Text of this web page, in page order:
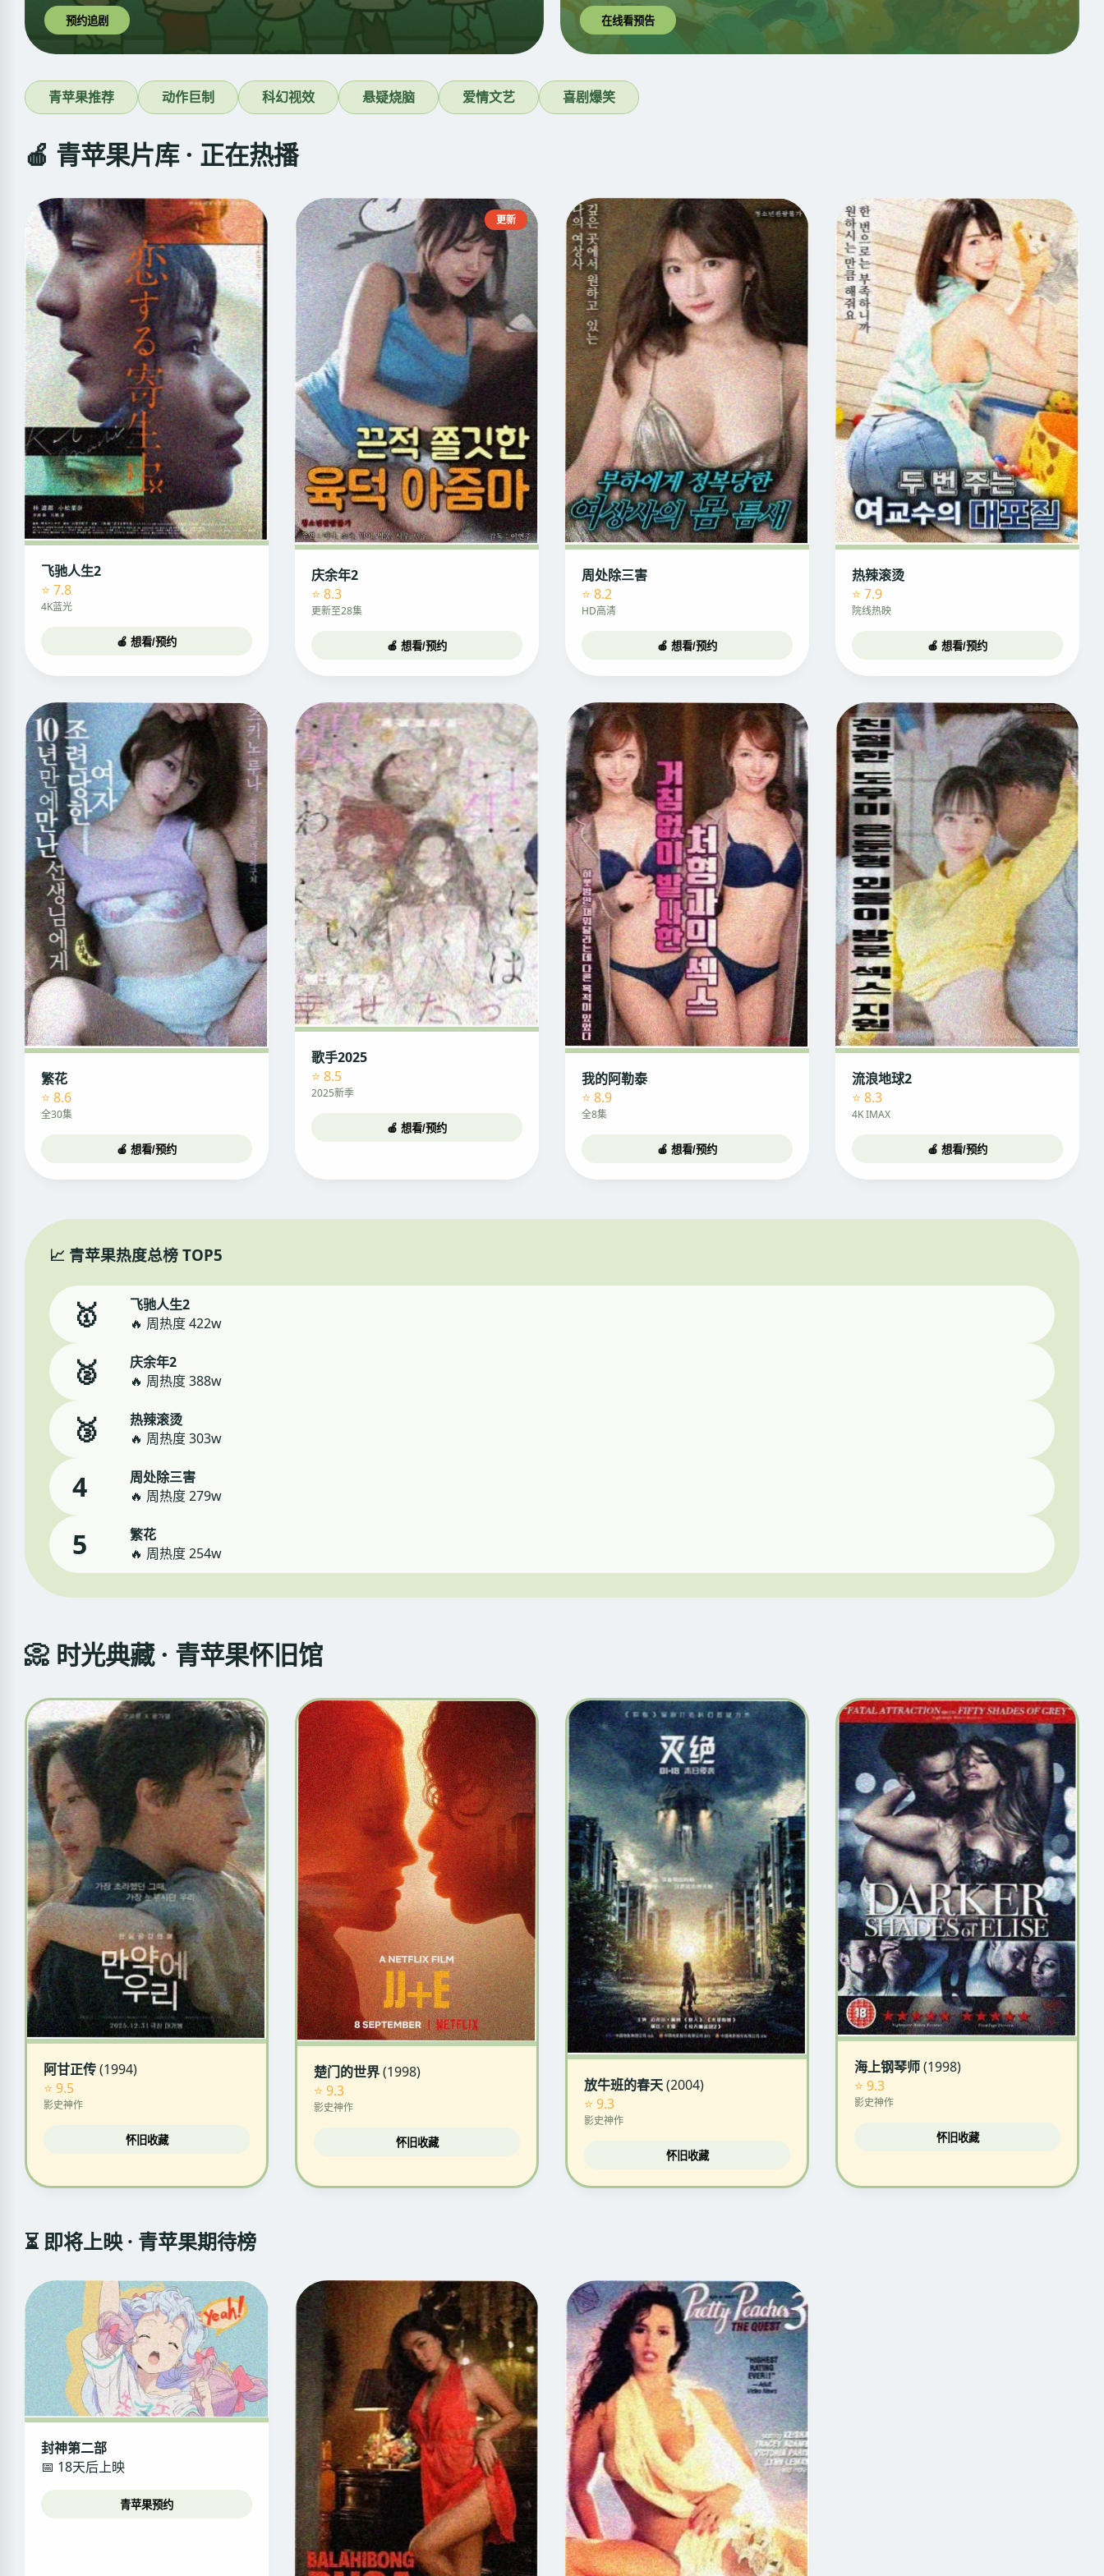
预约追剧 在线看预告
青苹果推荐 动作巨制 科幻视效 悬疑烧脑 爱情文艺 喜剧爆笑
🍎 青苹果片库 · 正在热播
飞驰人生2
⭐ 7.8
4K蓝光
🍎 想看/预约
更新
庆余年2
⭐ 8.3
更新至28集
🍎 想看/预约
周处除三害
⭐ 8.2
HD高清
🍎 想看/预约
热辣滚烫
⭐ 7.9
院线热映
🍎 想看/预约
繁花
⭐ 8.6
全30集
🍎 想看/预约
歌手2025
⭐ 8.5
2025新季
🍎 想看/预约
我的阿勒泰
⭐ 8.9
全8集
🍎 想看/预约
流浪地球2
⭐ 8.3
4K IMAX
🍎 想看/预约
📈 青苹果热度总榜 TOP5
🥇
飞驰人生2
🔥 周热度 422w
🥈
庆余年2
🔥 周热度 388w
🥉
热辣滚烫
🔥 周热度 303w
4
周处除三害
🔥 周热度 279w
5
繁花
🔥 周热度 254w
📀 时光典藏 · 青苹果怀旧馆
阿甘正传(1994)
⭐ 9.5
影史神作
怀旧收藏
楚门的世界(1998)
⭐ 9.3
影史神作
怀旧收藏
放牛班的春天(2004)
⭐ 9.3
影史神作
怀旧收藏
海上钢琴师(1998)
⭐ 9.3
影史神作
怀旧收藏
⏳ 即将上映 · 青苹果期待榜
封神第二部
📅 18天后上映
青苹果预约